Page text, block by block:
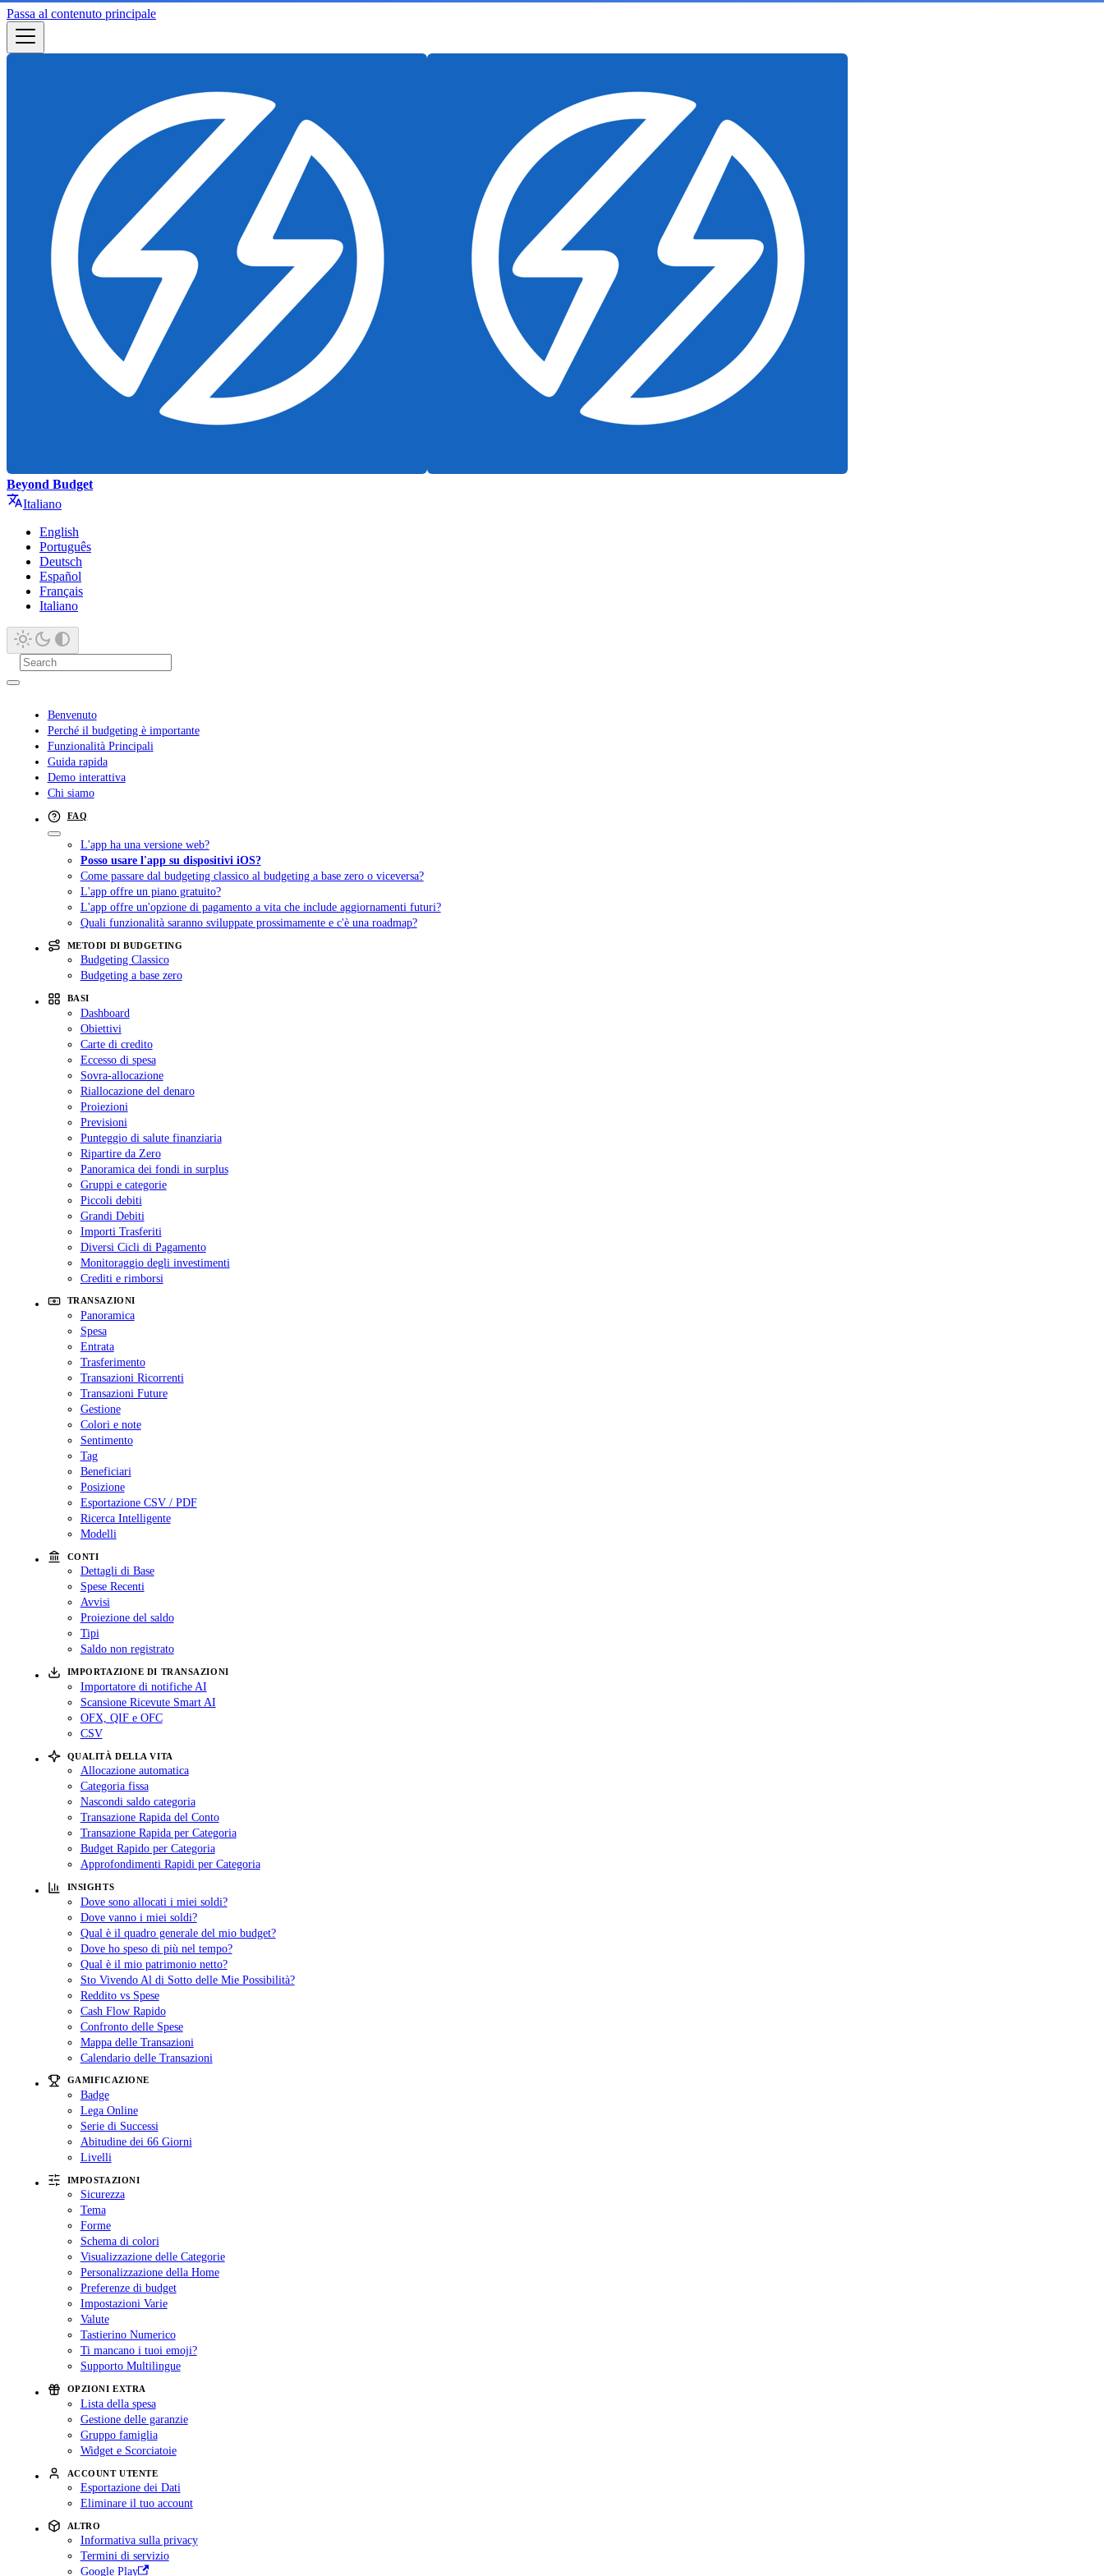
Passa al contenuto principale
Beyond Budget
Italiano
English
Português
Deutsch
Español
Français
Italiano
Benvenuto
Perché il budgeting è importante
Funzionalità Principali
Guida rapida
Demo interattiva
Chi siamo
FAQ
L'app ha una versione web?
Posso usare l'app su dispositivi iOS?
Come passare dal budgeting classico al budgeting a base zero o viceversa?
L'app offre un piano gratuito?
L'app offre un'opzione di pagamento a vita che include aggiornamenti futuri?
Quali funzionalità saranno sviluppate prossimamente e c'è una roadmap?
METODI DI BUDGETING
Budgeting Classico
Budgeting a base zero
BASI
Dashboard
Obiettivi
Carte di credito
Eccesso di spesa
Sovra-allocazione
Riallocazione del denaro
Proiezioni
Previsioni
Punteggio di salute finanziaria
Ripartire da Zero
Panoramica dei fondi in surplus
Gruppi e categorie
Piccoli debiti
Grandi Debiti
Importi Trasferiti
Diversi Cicli di Pagamento
Monitoraggio degli investimenti
Crediti e rimborsi
TRANSAZIONI
Panoramica
Spesa
Entrata
Trasferimento
Transazioni Ricorrenti
Transazioni Future
Gestione
Colori e note
Sentimento
Tag
Beneficiari
Posizione
Esportazione CSV / PDF
Ricerca Intelligente
Modelli
CONTI
Dettagli di Base
Spese Recenti
Avvisi
Proiezione del saldo
Tipi
Saldo non registrato
IMPORTAZIONE DI TRANSAZIONI
Importatore di notifiche AI
Scansione Ricevute Smart AI
OFX, QIF e OFC
CSV
QUALITÀ DELLA VITA
Allocazione automatica
Categoria fissa
Nascondi saldo categoria
Transazione Rapida del Conto
Transazione Rapida per Categoria
Budget Rapido per Categoria
Approfondimenti Rapidi per Categoria
INSIGHTS
Dove sono allocati i miei soldi?
Dove vanno i miei soldi?
Qual è il quadro generale del mio budget?
Dove ho speso di più nel tempo?
Qual è il mio patrimonio netto?
Sto Vivendo Al di Sotto delle Mie Possibilità?
Reddito vs Spese
Cash Flow Rapido
Confronto delle Spese
Mappa delle Transazioni
Calendario delle Transazioni
GAMIFICAZIONE
Badge
Lega Online
Serie di Successi
Abitudine dei 66 Giorni
Livelli
IMPOSTAZIONI
Sicurezza
Tema
Forme
Schema di colori
Visualizzazione delle Categorie
Personalizzazione della Home
Preferenze di budget
Impostazioni Varie
Valute
Tastierino Numerico
Ti mancano i tuoi emoji?
Supporto Multilingue
OPZIONI EXTRA
Lista della spesa
Gestione delle garanzie
Gruppo famiglia
Widget e Scorciatoie
ACCOUNT UTENTE
Esportazione dei Dati
Eliminare il tuo account
ALTRO
Informativa sulla privacy
Termini di servizio
Google Play